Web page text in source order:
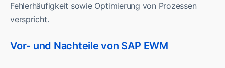
Fehlerhäufigkeit sowie Optimierung von Prozessen
verspricht.
Vor- und Nachteile von SAP EWM